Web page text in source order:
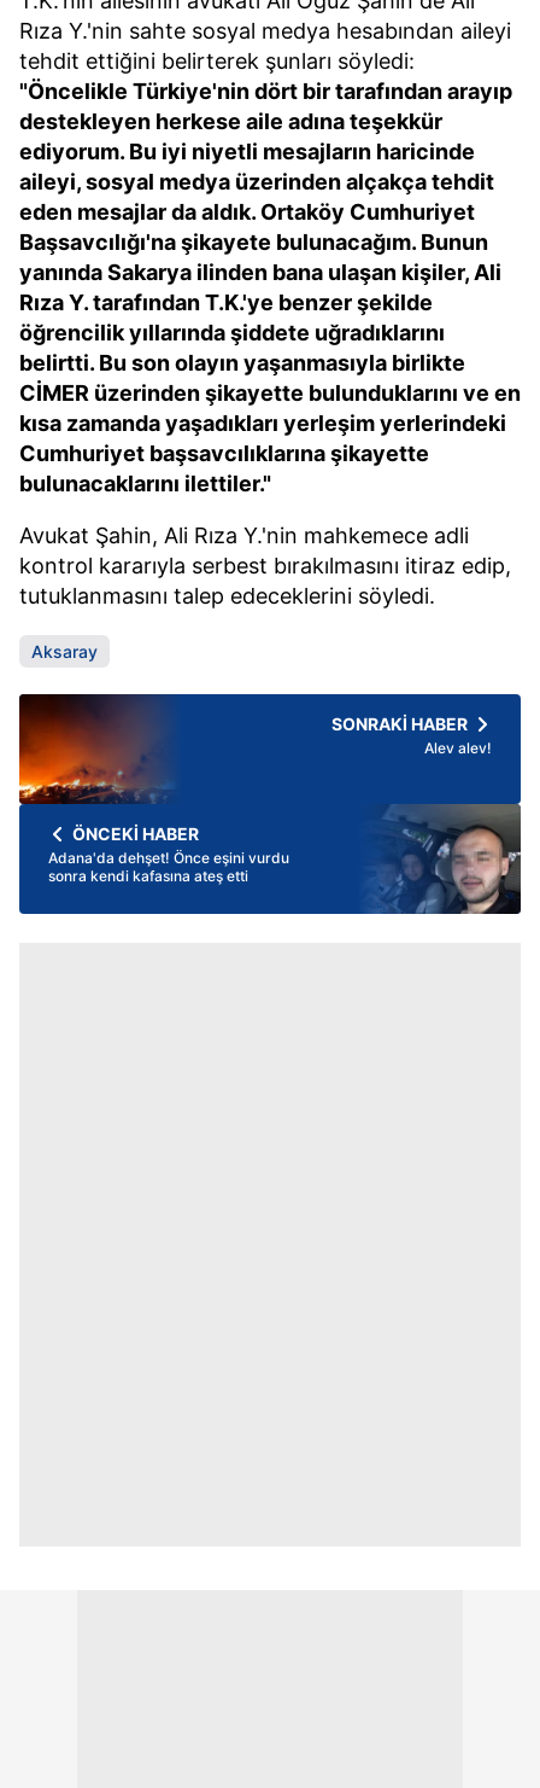
Rıza Y.'nin sahte sosyal medya hesabından aileyi
tehdit ettiğini belirterek şunları söyledi:
"Öncelikle Türkiye'nin dört bir tarafından arayıp
destekleyen herkese aile adına teşekkür
ediyorum. Bu iyi niyetli mesajların haricinde
aileyi, sosyal medya üzerinden alçakça tehdit
eden mesajlar da aldık. Ortaköy Cumhuriyet
Başsavcılığı'na şikayete bulunacağım. Bunun
yanında Sakarya ilinden bana ulaşan kişiler, Ali
Rıza Y. tarafından T.K.'ye benzer şekilde
öğrencilik yıllarında şiddete uğradıklarını
belirtti. Bu son olayın yaşanmasıyla birlikte
CİMER üzerinden şikayette bulunduklarını ve en
kısa zamanda yaşadıkları yerleşim yerlerindeki
Cumhuriyet başsavcılıklarına şikayette
bulunacaklarını ilettiler."
Avukat Şahin, Ali Rıza Y.'nin mahkemece adli
kontrol kararıyla serbest bırakılmasını itiraz edip,
tutuklanmasını talep edeceklerini söyledi.
Aksaray
SONRAKİ HABER
Alev alev!
ÖNCEKİ HABER
Adana'da dehşet! Önce eşini vurdu
sonra kendi kafasına ateş etti